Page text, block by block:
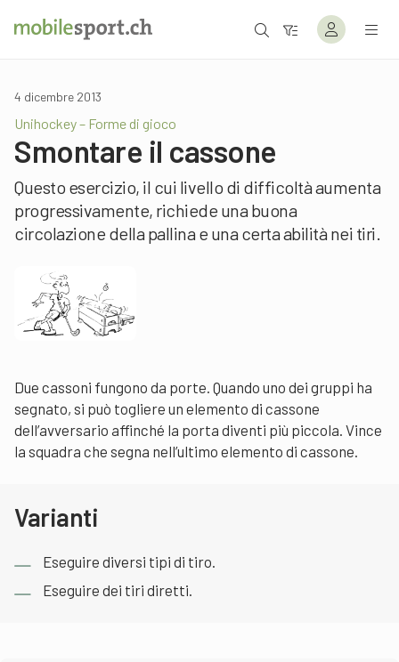
4 dicembre 2013
Unihockey – Forme di gioco
Smontare il cassone
Questo esercizio, il cui livello di difficoltà aumenta
progressivamente, richiede una buona
circolazione della pallina e una certa abilità nei tiri.
Due cassoni fungono da porte. Quando uno dei gruppi ha
segnato, si può togliere un elemento di cassone
dell’avversario affinché la porta diventi più piccola. Vince
la squadra che segna nell’ultimo elemento di cassone.
Varianti
Eseguire diversi tipi di tiro.
Eseguire dei tiri diretti.